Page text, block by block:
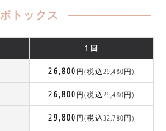
ボトックス
1 回
26,800円(税込29,480円)
26,800円(税込29,480円)
29,800円(税込32,780円)